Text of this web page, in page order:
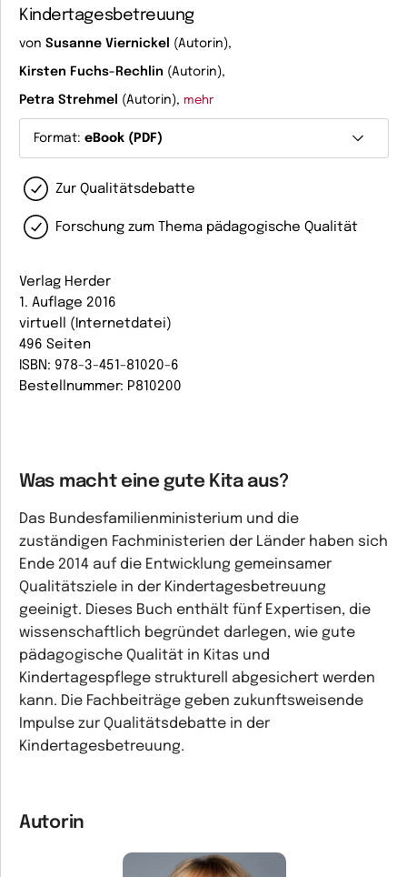
Kindertagesbetreuung
von Susanne Viernickel (Autorin),
Kirsten Fuchs-Rechlin (Autorin),
Petra Strehmel (Autorin), mehr
Format: eBook (PDF)
Zur Qualitätsdebatte
Forschung zum Thema pädagogische Qualität
Verlag Herder
1. Auflage 2016
virtuell (Internetdatei)
496 Seiten
ISBN: 978-3-451-81020-6
Bestellnummer: P810200
Was macht eine gute Kita aus?
Das Bundesfamilienministerium und die
zuständigen Fachministerien der Länder haben sich
Ende 2014 auf die Entwicklung gemeinsamer
Qualitätsziele in der Kindertagesbetreuung
geeinigt. Dieses Buch enthält fünf Expertisen, die
wissenschaftlich begründet darlegen, wie gute
pädagogische Qualität in Kitas und
Kindertagespflege strukturell abgesichert werden
kann. Die Fachbeiträge geben zukunftsweisende
Impulse zur Qualitätsdebatte in der
Kindertagesbetreuung.
Autorin